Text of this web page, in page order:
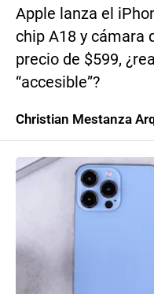
Apple lanza el
chip A18 y cámara
precio de $599,
“accesible”?
Christian Mestanza